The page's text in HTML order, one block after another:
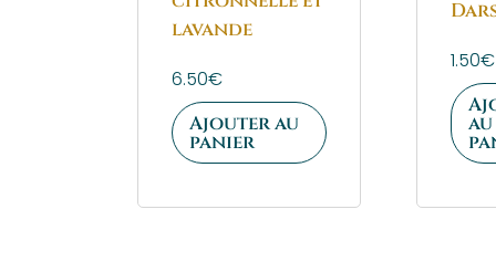
lavande
6.50€
Ajouter au
panier
1.50€
au